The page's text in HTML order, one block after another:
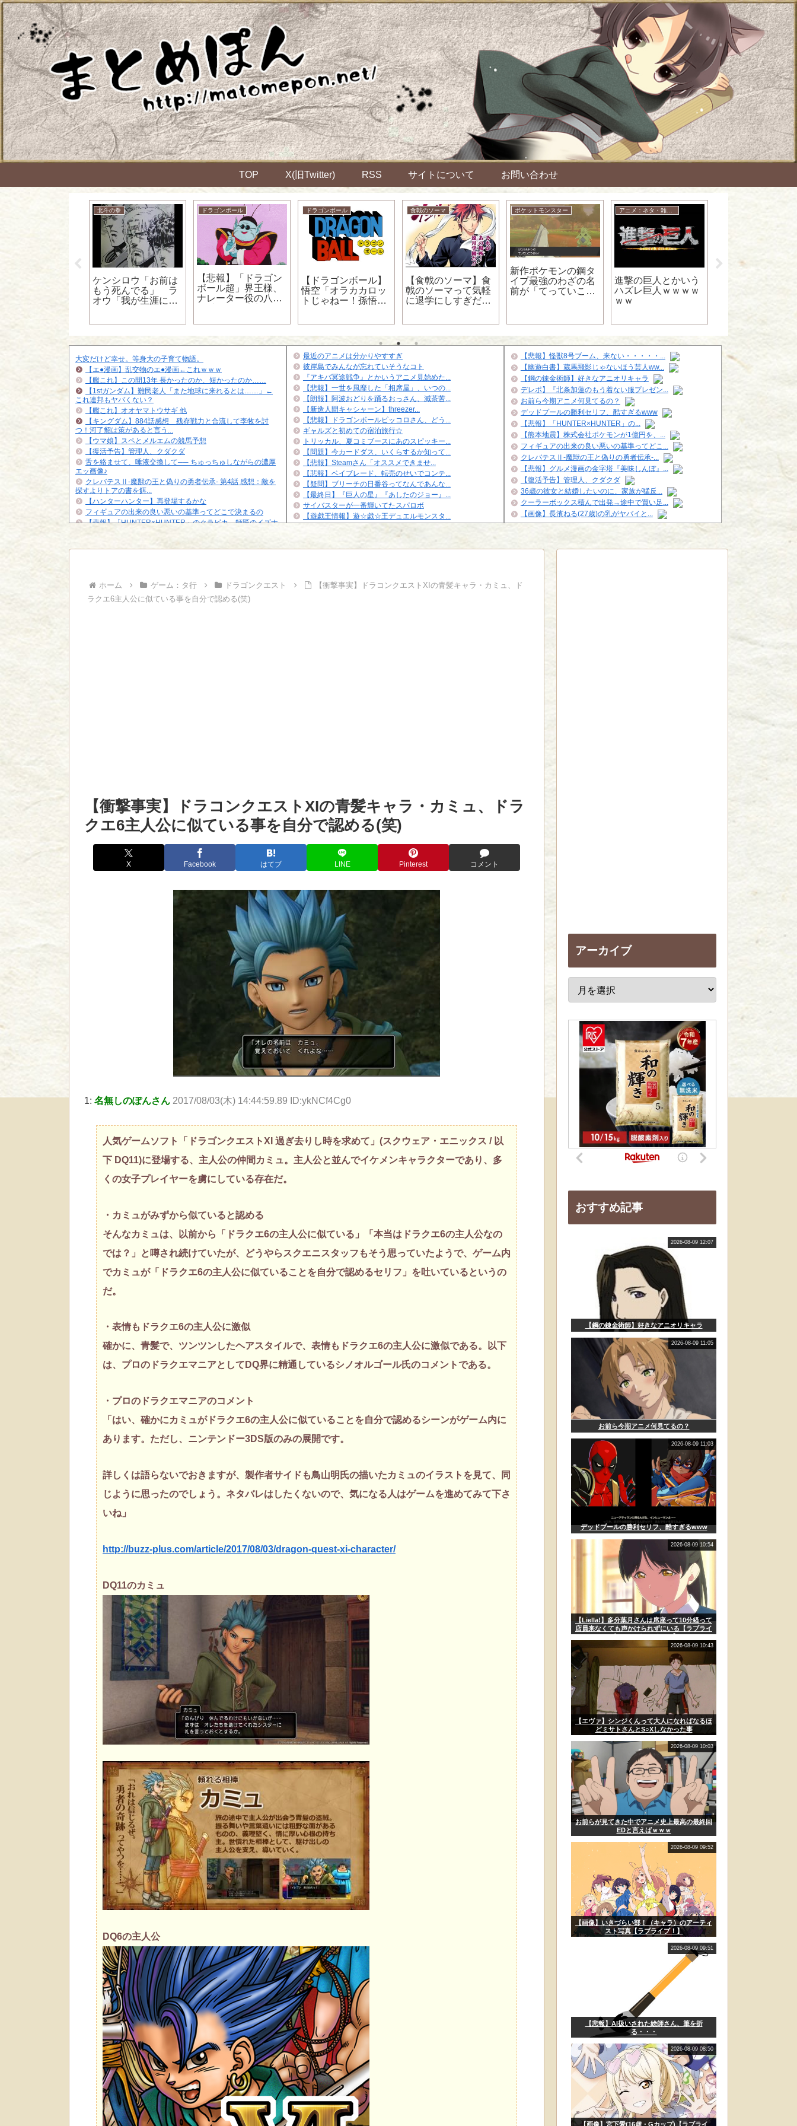
TOP X(旧Twitter) RSS サイトについて お問い合わせ
北斗の拳
ケンシロウ「お前は
もう死んでる」 ラ
オウ「我が生涯に一
ドラゴンボール
【悲報】「ドラゴン
ボール超」界王様、
ナレーター役の八奈
ドラゴンボール
【ドラゴンボール】
悟空「オラカカロッ
トじゃねー！孫悟空
食戟のソーマ
【食戟のソーマ】食
戟のソーマって気軽
に退学にしすぎだろ
ポケットモンスター
新作ポケモンの鋼タ
イプ最強のわざの名
前が「てっていこう
進撃の巨人とかいう
ハズレ巨人ｗｗｗｗ
ｗｗ
大変だけど幸せ。等身大の子育て物語。
【エ●漫画】乱交物のエ●漫画←これｗｗｗ
【艦これ】この間13年 長かったのか、短かったのか……
【1stガンダム】難民老人「また地球に来れるとは……」←
これ連邦もヤバくない？
【艦これ】オオヤマトウサギ 他
【キングダム】884話感想 残存戦力と合流して李牧を討
つ！河了貂は策があると言う...
【ウマ娘】スペとメルエムの競馬予想
【復活予告】管理人、クダクダ
舌を絡ませて、唾液交換して── ちゅっちゅしながらの濃厚
エッ画像♪
クレバテスⅡ-魔獣の王と偽りの勇者伝承- 第4話 感想：敵を
探すよりトアの書を餌...
【ハンターハンター】再登場するかな
フィギュアの出来の良い悪いの基準ってどこで決まるの
【悲報】「HUNTER×HUNTER」のクラピカ、師匠のイズナ
ジャンプで綺麗に終わった名作ないよな
最近のアニメは分かりやすすぎ
彼岸島でみんなが忘れていそうなコト
『アキバ冥途戦争』とかいうアニメ見始めた...
【悲報】一世を風靡した「相席屋」、いつの...
【朗報】阿波おどりを踊るおっさん、滅茶苦...
【新造人間キャシャーン】threezer...
【悲報】ドラゴンボールピッコロさん、どう...
ギャルズと初めての宿泊旅行☆
トリッカル、夏コミブースにあのスピッキー...
【問題】今カードダス、いくらするか知って...
【悲報】Steamさん「オススメできませ...
【悲報】ベイブレード、転売のせいでコンテ...
【疑問】ブリーチの日番谷ってなんであんな...
【最終日】『巨人の星』『あしたのジョー』...
サイバスターが一番輝いてたスパロボ
【遊戯王情報】遊☆戯☆王デュエルモンスタ...
Powered by livedoor 相互RSS
【悲報】怪獣8号ブーム、来ない・・・・・...
【幽遊白書】蔵馬飛影じゃないほう芸人ww...
【鋼の錬金術師】好きなアニオリキャラ
デレポ】『北条加蓮のもう着ない服プレゼン...
お前ら今期アニメ何見てるの？
デッドプールの勝利セリフ、酷すぎるwww
【悲報】「HUNTER×HUNTER」の...
【熊本地震】株式会社ポケモンが1億円を、...
フィギュアの出来の良い悪いの基準ってどこ...
クレバテスⅡ-魔獣の王と偽りの勇者伝承-...
【悲報】グルメ漫画の金字塔『美味しんぼ』...
【復活予告】管理人、クダクダ
36歳の彼女と結婚したいのに、家族が猛反...
クーラーボックス積んで出発→途中で買い足...
【画像】長濱ねる(27歳)の乳がヤバイと...
ホーム ゲーム：タ行 ドラゴンクエスト
【衝撃事実】ドラコンクエストXIの青髪キャラ・カミュ、ド
ラクエ6主人公に似ている事を自分で認める(笑)
【衝撃事実】ドラコンクエストXIの青髪キャラ・カミュ、ドラ
クエ6主人公に似ている事を自分で認める(笑)
X Facebook はてブ LINE Pinterest コメント
1: 名無しのぽんさん 2017/08/03(木) 14:44:59.89 ID:ykNCf4Cg0
人気ゲームソフト「ドラゴンクエストXI 過ぎ去りし時を求めて」(スクウェア・エニックス / 以
下 DQ11)に登場する、主人公の仲間カミュ。主人公と並んでイケメンキャラクターであり、多
くの女子プレイヤーを虜にしている存在だ。
・カミュがみずから似ていると認める
そんなカミュは、以前から「ドラクエ6の主人公に似ている」「本当はドラクエ6の主人公なの
では？」と噂され続けていたが、どうやらスクエニスタッフもそう思っていたようで、ゲーム内
でカミュが「ドラクエ6の主人公に似ていることを自分で認めるセリフ」を吐いているというの
だ。
・表情もドラクエ6の主人公に激似
確かに、青髪で、ツンツンしたヘアスタイルで、表情もドラクエ6の主人公に激似である。以下
は、プロのドラクエマニアとしてDQ界に精通しているシノオルゴール氏のコメントである。
・プロのドラクエマニアのコメント
「はい、確かにカミュがドラクエ6の主人公に似ていることを自分で認めるシーンがゲーム内に
あります。ただし、ニンテンドー3DS版のみの展開です。
詳しくは語らないでおきますが、製作者サイドも鳥山明氏の描いたカミュのイラストを見て、同
じように思ったのでしょう。ネタバレはしたくないので、気になる人はゲームを進めてみて下さ
いね」
http://buzz-plus.com/article/2017/08/03/dragon-quest-xi-character/
DQ11のカミュ
DQ6の主人公
アーカイブ
おすすめ記事
【鋼の錬金術師】好きなアニオリキャラ
2026-08-09 12:07
お前ら今期アニメ何見てるの？
2026-08-09 11:05
デッドプールの勝利セリフ、酷すぎるwww
2026-08-09 11:03
【Liella!】多分葉月さんは席座って10分経って
店員来なくても声かけられずにいる【ラブライ
ブ！スーパースター!!】
2026-08-09 10:54
【エヴァ】シンジくんって大人になればなるほ
どミサトさんとS○Xしなかった事
2026-08-09 10:43
お前らが見てきた中でアニメ史上最高の最終回
EDと言えばｗｗｗ
2026-08-09 10:03
【画像】いきづらい部！（キャラ）のアーティ
スト写真【ラブライブ！】
2026-08-09 09:52
【悲報】AI扱いされた絵師さん、筆を折
る・・・
2026-08-09 09:51
【画像】宮下愛(16歳・Gカップ)【ラブライ
2026-08-09 08:50